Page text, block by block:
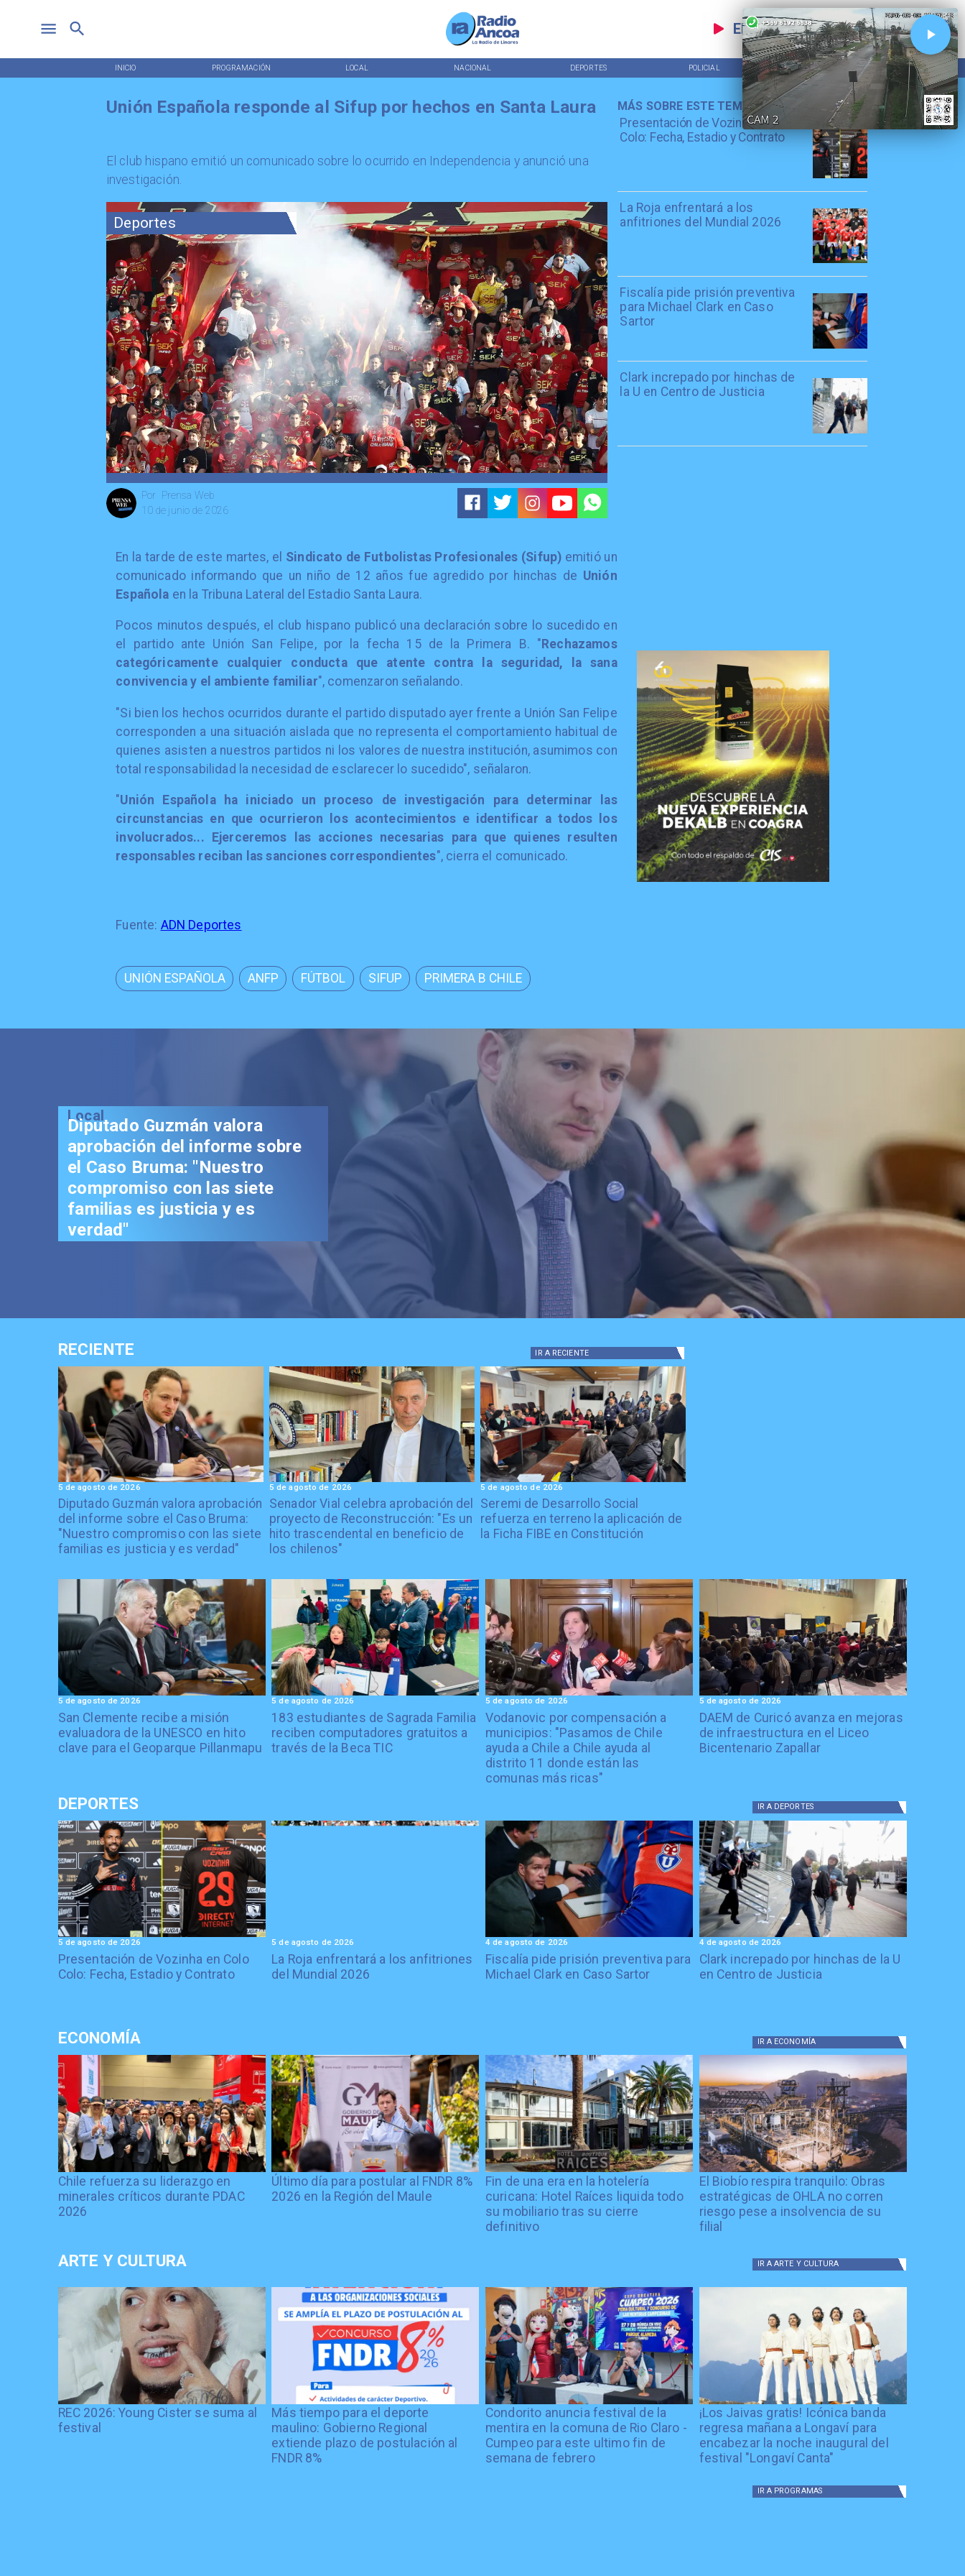
EN VIVO
INICIO PROGRAMACIÓN LOCAL NACIONAL DEPORTES POLICIAL TENDENCIAS
Deportes
Prensa Web
Por
10 de junio de 2026
Presentación de Vozinha en Colo
Colo: Fecha, Estadio y Contrato
La Roja enfrentará a los
anfitriones del Mundial 2026
Fiscalía pide prisión preventiva
para Michael Clark en Caso
Sartor
Clark increpado por hinchas de
la U en Centro de Justicia
MÁS SOBRE ESTE TEMA
Unión Española responde al Sifup por hechos en Santa Laura
El club hispano emitió un comunicado sobre lo ocurrido en Independencia y anunció una
investigación.
En la tarde de este martes, el Sindicato de Futbolistas Profesionales (Sifup) emitió un
comunicado informando que un niño de 12 años fue agredido por hinchas de Unión
Española en la Tribuna Lateral del Estadio Santa Laura.
Pocos minutos después, el club hispano publicó una declaración sobre lo sucedido en
el partido ante Unión San Felipe, por la fecha 15 de la Primera B. " Rechazamos
categóricamente cualquier conducta que atente contra la seguridad, la sana
convivencia y el ambiente familiar", comenzaron señalando.
"Si bien los hechos ocurridos durante el partido disputado ayer frente a Unión San Felipe
corresponden a una situación aislada que no representa el comportamiento habitual de
quienes asisten a nuestros partidos ni los valores de nuestra institución, asumimos con
total responsabilidad la necesidad de esclarecer lo sucedido", señalaron.
"Unión Española ha iniciado un proceso de investigación para determinar las
circunstancias en que ocurrieron los acontecimientos e identificar a todos los
involucrados... Ejerceremos las acciones necesarias para que quienes resulten
responsables reciban las sanciones correspondientes", cierra el comunicado.
Fuente: ADN Deportes
UNIÓN ESPAÑOLA ANFP FÚTBOL SIFUP PRIMERA B CHILE
Local
Diputado Guzmán valora
aprobación del informe sobre
el Caso Bruma: "Nuestro
compromiso con las siete
familias es justicia y es
verdad"
RECIENTE IR A RECIENTE
Diputado Guzmán valora aprobación
del informe sobre el Caso Bruma:
"Nuestro compromiso con las siete
familias es justicia y es verdad"
5 de agosto de 2026
Senador Vial celebra aprobación del
proyecto de Reconstrucción: "Es un
hito trascendental en beneficio de
los chilenos"
5 de agosto de 2026
Seremi de Desarrollo Social
refuerza en terreno la aplicación de
la Ficha FIBE en Constitución
5 de agosto de 2026
San Clemente recibe a misión
evaluadora de la UNESCO en hito
clave para el Geoparque Pillanmapu
5 de agosto de 2026
183 estudiantes de Sagrada Familia
reciben computadores gratuitos a
través de la Beca TIC
5 de agosto de 2026
Vodanovic por compensación a
municipios: "Pasamos de Chile
ayuda a Chile a Chile ayuda al
distrito 11 donde están las
comunas más ricas"
5 de agosto de 2026
DAEM de Curicó avanza en mejoras
de infraestructura en el Liceo
Bicentenario Zapallar
5 de agosto de 2026
DEPORTES IR A DEPORTES
Presentación de Vozinha en Colo
Colo: Fecha, Estadio y Contrato
5 de agosto de 2026
La Roja enfrentará a los anfitriones
del Mundial 2026
5 de agosto de 2026
Fiscalía pide prisión preventiva para
Michael Clark en Caso Sartor
4 de agosto de 2026
Clark increpado por hinchas de la U
en Centro de Justicia
4 de agosto de 2026
ECONOMÍA IR A ECONOMÍA
Chile refuerza su liderazgo en
minerales críticos durante PDAC
2026
Último día para postular al FNDR 8%
2026 en la Región del Maule
Fin de una era en la hotelería
curicana: Hotel Raíces liquida todo
su mobiliario tras su cierre
definitivo
El Biobío respira tranquilo: Obras
estratégicas de OHLA no corren
riesgo pese a insolvencia de su
filial
ARTE Y CULTURA IR A ARTE Y CULTURA
REC 2026: Young Cister se suma al
festival
Más tiempo para el deporte
maulino: Gobierno Regional
extiende plazo de postulación al
FNDR 8%
Condorito anuncia festival de la
mentira en la comuna de Rio Claro -
Cumpeo para este ultimo fin de
semana de febrero
¡Los Jaivas gratis! Icónica banda
regresa mañana a Longaví para
encabezar la noche inaugural del
festival "Longaví Canta"
IR A PROGRAMAS